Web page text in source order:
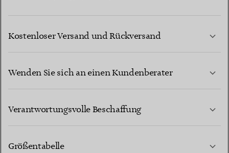
Kostenloser Versand und Rückversand
Wenden Sie sich an einen Kundenberater
Verantwortungsvolle Beschaffung
Größentabelle